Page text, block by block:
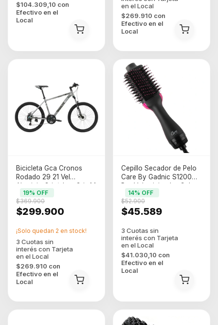
$104.309,10 con
Efectivo en el
Local
$269.910 con
Efectivo en el
Local
Bicicleta Gca Cronos
Rodado 29 21 Vel
Aluminio Gris/plata Gris M
$299.900
$369.900
19% OFF
$269.910 con
Efectivo en el
Local
¡Solo quedan 2 en stock!
Cepillo Secador de Pelo
Care By Gadnic S1200
Pro Voluminizador Calor
2 En 1 (SECA0003)
$45.589
$52.900
14% OFF
$41.030,10 con
Efectivo en el
Local